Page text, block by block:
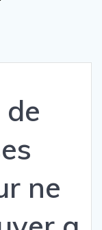
ne